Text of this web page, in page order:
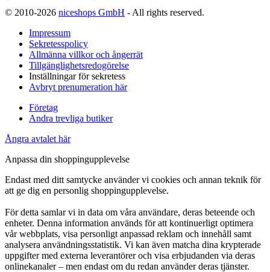
© 2010-2026 niceshops GmbH - All rights reserved.
Impressum
Sekretesspolicy
Allmänna villkor och ångerrät
Tillgänglighetsredogörelse
Inställningar för sekretess
Avbryt prenumeration här
Företag
Andra trevliga butiker
Ångra avtalet här
Anpassa din shoppingupplevelse
Endast med ditt samtycke använder vi cookies och annan teknik för
att ge dig en personlig shoppingupplevelse.
För detta samlar vi in data om våra användare, deras beteende och
enheter. Denna information används för att kontinuerligt optimera
vår webbplats, visa personligt anpassad reklam och innehåll samt
analysera användningsstatistik. Vi kan även matcha dina krypterade
uppgifter med externa leverantörer och visa erbjudanden via deras
onlinekanaler – men endast om du redan använder deras tjänster.